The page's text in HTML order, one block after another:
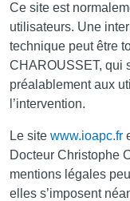
Ce site est
utilisateurs. Une
technique peut être
CHAROUSSET, qui
préalablement aux
l’intervention.
Le site www.ioapc.fr
Docteur Christophe
mentions légales
elles s’imposent